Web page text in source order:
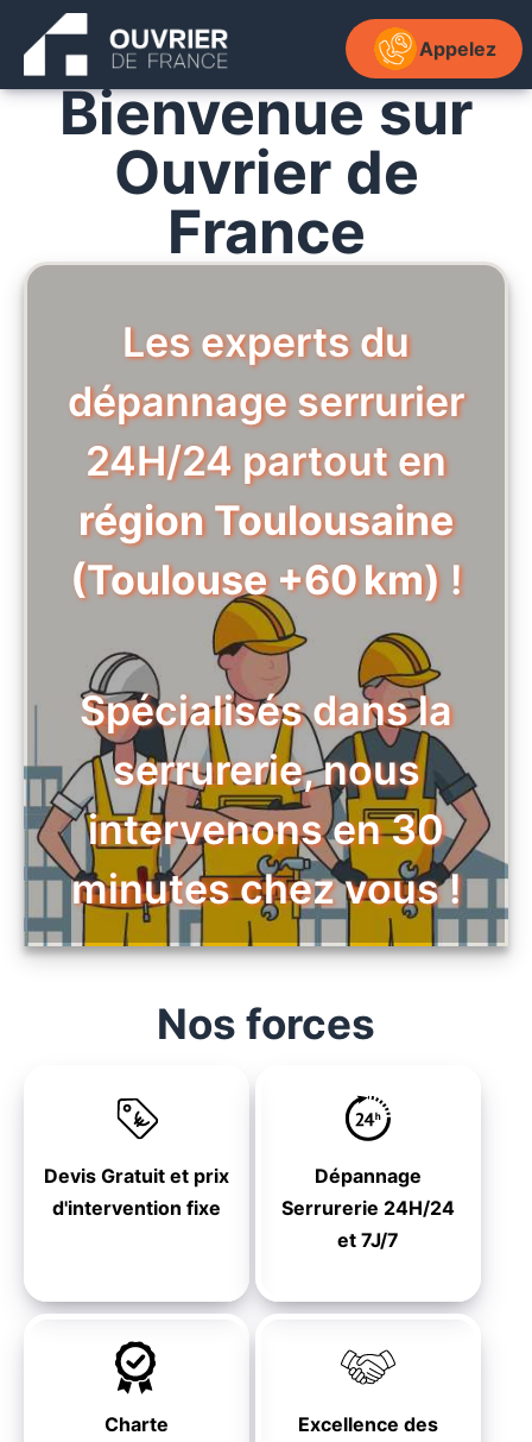
contenu
OUVRIER DE
Appelez
Bienvenue sur
Ouvrier de
France
Les experts du
dépannage serrurier
24H/24 partout en
région Toulousaine
(Toulouse +60 km)!
Spécialisés dans la
serrurerie, nous
intervenons en 30
minutes chez vous !
Nos forces
Devis Gratuit et prix
d'intervention fixe
Dépannage
Serrurerie 24H/24
et 7J/7
Charte
Excellence des